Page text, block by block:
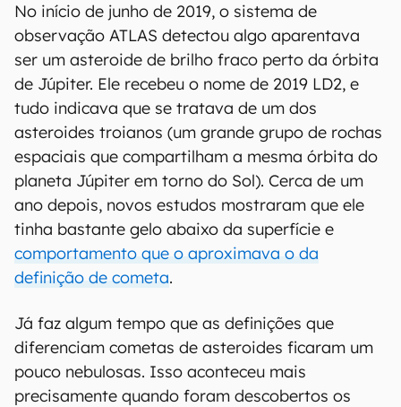
No início de junho de 2019, o sistema de
observação ATLAS detectou algo aparentava
ser um asteroide de brilho fraco perto da órbita
de Júpiter. Ele recebeu o nome de 2019 LD2, e
tudo indicava que se tratava de um dos
asteroides troianos (um grande grupo de rochas
espaciais que compartilham a mesma órbita do
planeta Júpiter em torno do Sol). Cerca de um
ano depois, novos estudos mostraram que ele
tinha bastante gelo abaixo da superfície e
comportamento que o aproximava o da
definição de cometa.
Já faz algum tempo que as definições que
diferenciam cometas de asteroides ficaram um
pouco nebulosas. Isso aconteceu mais
precisamente quando foram descobertos os